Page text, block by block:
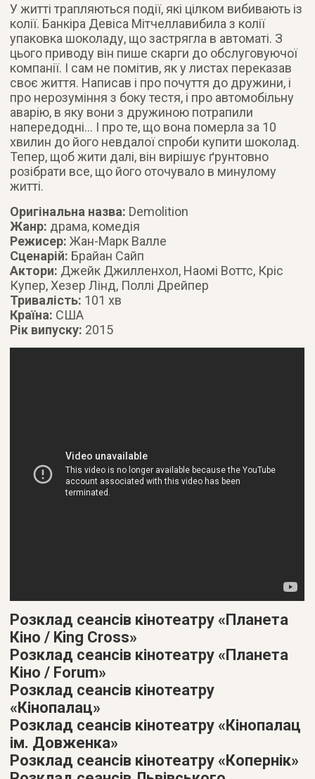
У житті трапляються події, які цілком вибивають із
колії. Банкіра Девіса Мітчеллавибила з колії
упаковка шоколаду, що застрягла в автоматі. З
цього приводу він пише скарги до обслуговуючої
компанії. І сам не помітив, як у листах переказав
своє життя. Написав і про почуття до дружини, і
про нерозуміння з боку тестя, і про автомобільну
аварію, в яку вони з дружиною потрапили
напередодні… І про те, що вона померла за 10
хвилин до його невдалої спроби купити шоколад.
Тепер, щоб жити далі, він вирішує ґрунтовно
розібрати все, що його оточувало в минулому
житті.
Оригінальна назва: Demolition
Жанр: драма, комедія
Режисер:Жан-Марк Валле
Сценарій: Брайан Сайп
Актори: Джейк Джилленхол, Наомі Воттс, Кріс
Купер, Хезер Лінд, Поллі Дрейпер
Тривалість: 101 хв
Країна: США
Рік випуску: 2015
Розклад сеансів кінотеатру «Планета
Кіно / King Cross»
Розклад сеансів кінотеатру «Планета
Кіно / Forum»
Розклад сеансів кінотеатру
«Кінопалац»
Розклад сеансів кінотеатру «Кінопалац
ім. Довженка»
Розклад сеансів кінотеатру «Копернік»